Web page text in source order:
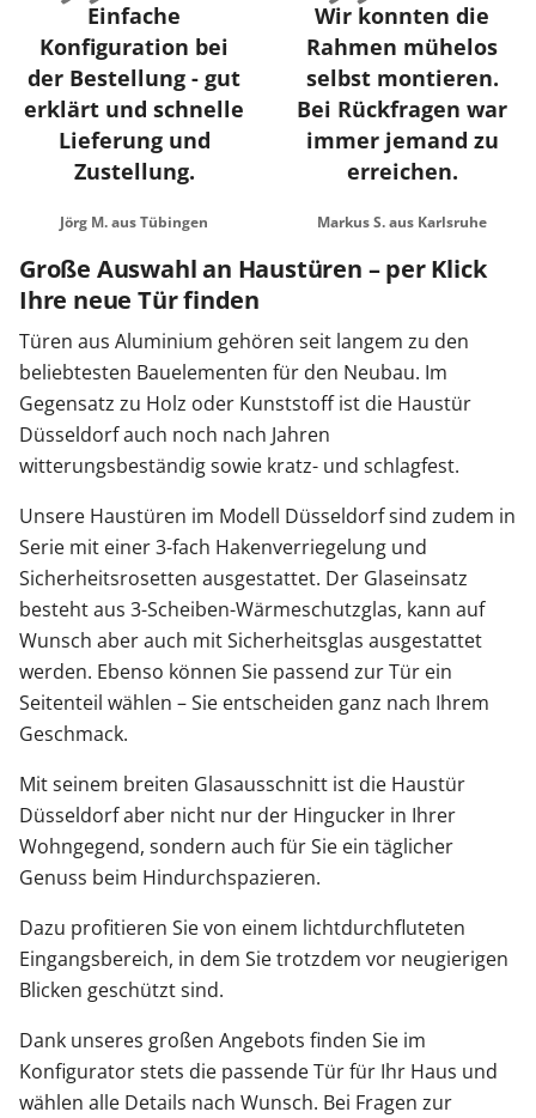
Einfache
Konfiguration bei
der Bestellung - gut
erklärt und schnelle
Lieferung und
Zustellung.
Jörg M. aus Tübingen
Wir konnten die
Rahmen mühelos
selbst montieren.
Bei Rückfragen war
immer jemand zu
erreichen.
Markus S. aus Karlsruhe
Große Auswahl an Haustüren – per Klick
Ihre neue Tür finden
Türen aus Aluminium gehören seit langem zu den
beliebtesten Bauelementen für den Neubau. Im
Gegensatz zu Holz oder Kunststoff ist die Haustür
Düsseldorf auch noch nach Jahren
witterungsbeständig sowie kratz- und schlagfest.
Unsere Haustüren im Modell Düsseldorf sind zudem in
Serie mit einer 3-fach Hakenverriegelung und
Sicherheitsrosetten ausgestattet. Der Glaseinsatz
besteht aus 3-Scheiben-Wärmeschutzglas, kann auf
Wunsch aber auch mit Sicherheitsglas ausgestattet
werden. Ebenso können Sie passend zur Tür ein
Seitenteil wählen – Sie entscheiden ganz nach Ihrem
Geschmack.
Mit seinem breiten Glasausschnitt ist die Haustür
Düsseldorf aber nicht nur der Hingucker in Ihrer
Wohngegend, sondern auch für Sie ein täglicher
Genuss beim Hindurchspazieren.
Dazu profitieren Sie von einem lichtdurchfluteten
Eingangsbereich, in dem Sie trotzdem vor neugierigen
Blicken geschützt sind.
Dank unseres großen Angebots finden Sie im
Konfigurator stets die passende Tür für Ihr Haus und
wählen alle Details nach Wunsch. Bei Fragen zur